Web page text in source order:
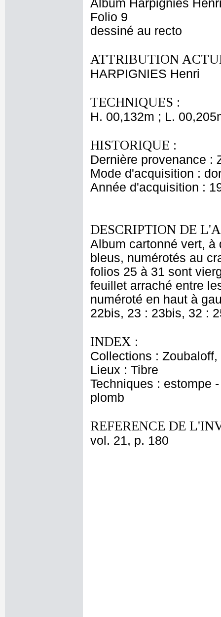
Album Harpignies
Folio 9
dessiné au recto
ATTRIBUTION
HARPIGNIES Henri
TECHNIQUES :
H. 00,132m ; L.
HISTORIQUE :
Dernière provenance :
Mode d'acquisition :
Année d'acquisition :
DESCRIPTION DE
Album cartonné vert, à
bleus, numérotés au
folios 25 à 31 sont
feuillet arraché entre
numéroté en haut à
22bis, 23 : 23bis, 32 :
INDEX :
Collections :
Lieux : Tibre
Techniques : estompe
plomb
REFERENCE DE
vol. 21, p. 180